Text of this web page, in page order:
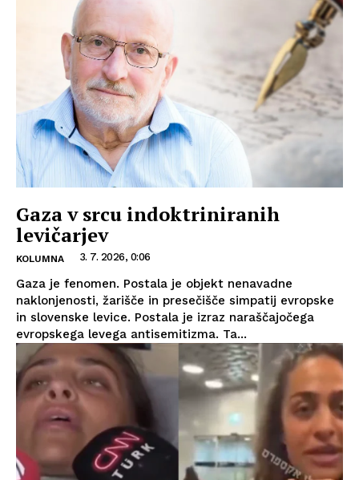
Gaza v srcu indoktriniranih
levičarjev
KOLUMNA 3. 7. 2026, 0:06
Gaza je fenomen. Postala je objekt nenavadne
naklonjenosti, žarišče in presečišče simpatij evropske
in slovenske levice. Postala je izraz naraščajočega
evropskega levega antisemitizma. Ta...